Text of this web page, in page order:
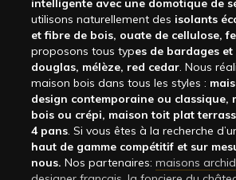
intelligente avec une domotique de
utilisons naturellement des isolants
et fibre de bois, ouate de cellulose,
proposons tous types de bardages
douglas, mélèze, red cedar. Nous
maison bois dans tous les styles :
design contemporaine ou classique,
bois ou crépi, maison toit plat
4 pans. Si vous êtes à la recherche
haut de gamme compétitif et sur
nous. Nos partenaires: maisons